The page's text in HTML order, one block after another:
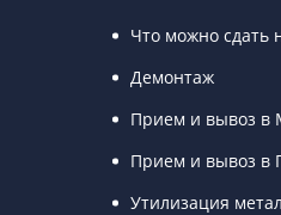
Что можно сдать
Демонтаж
Прием и вывоз
Прием и вывоз в
Утилизация